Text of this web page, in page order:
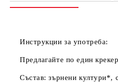
Инструкции за употреба:
Предлагайте по един
Състав:зърнени култури*,